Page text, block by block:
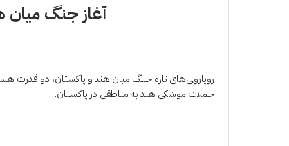
آغاز جنگ میان
رویارویی‌های تازه جنگ میان هند و پاکستان، دو قدرت
حملات موشکی هند به مناطقی در پاکستان…